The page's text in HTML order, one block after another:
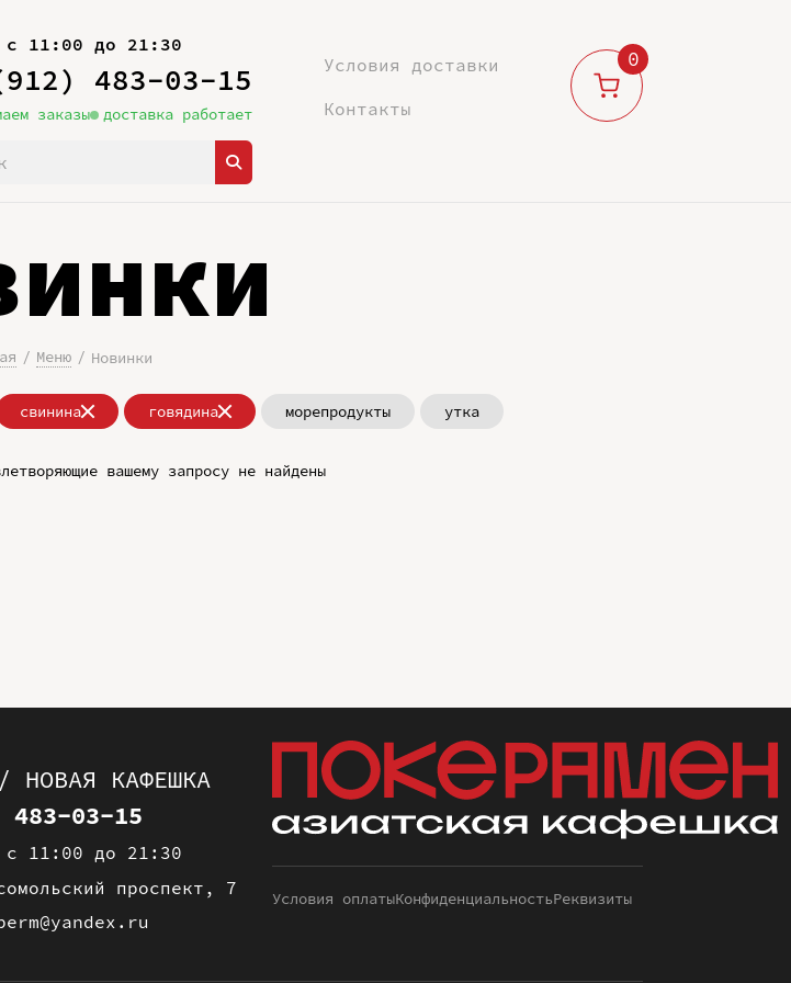
с 11:00 до 21:30
483-03-15
заказы доставка работает
Условия доставки
Контакты
0
Меню Новинки
свинина говядина морепродукты утка
вашему запросу не найдены
НОВАЯ КАФЕШКА
03-15
с 11:00 до 21:30
проспект, 7
Условия оплатыКонфиденциальностьРеквизиты